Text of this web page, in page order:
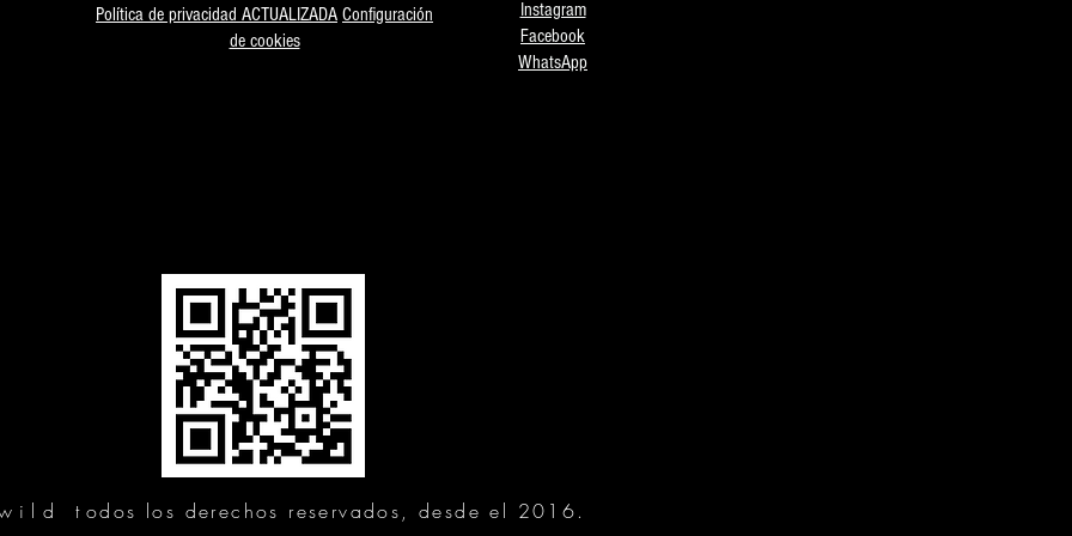
Política de privacidad ACTUALIZADA Configuración
de cookies
Instagram
Facebook
WhatsApp
t odos los derechos reservados, desde el 2016.